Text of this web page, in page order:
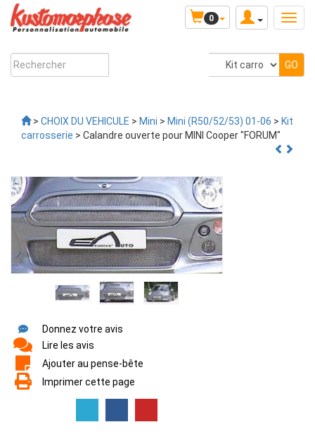
0
> CHOIX DU VEHICULE > Mini > Mini (R50/52/53) 01-06 > Kit
carrosserie > Calandre ouverte pour MINI Cooper "FORUM"
Donnez votre avis
Lire les avis
Ajouter au pense-bête
Imprimer cette page